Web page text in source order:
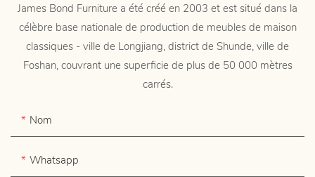
James Bond Furniture a été créé en 2003 et est situé dans la
célèbre base nationale de production de meubles de maison
classiques - ville de Longjiang, district de Shunde, ville de
Foshan, couvrant une superficie de plus de 50 000 mètres
carrés.
Nom
Whatsapp